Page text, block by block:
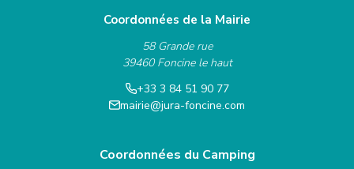
Coordonnées de la Mairie
58 Grande rue
39460 Foncine le haut
+33 3 84 51 90 77
mairie@jura-foncine.com
Coordonnées du Camping